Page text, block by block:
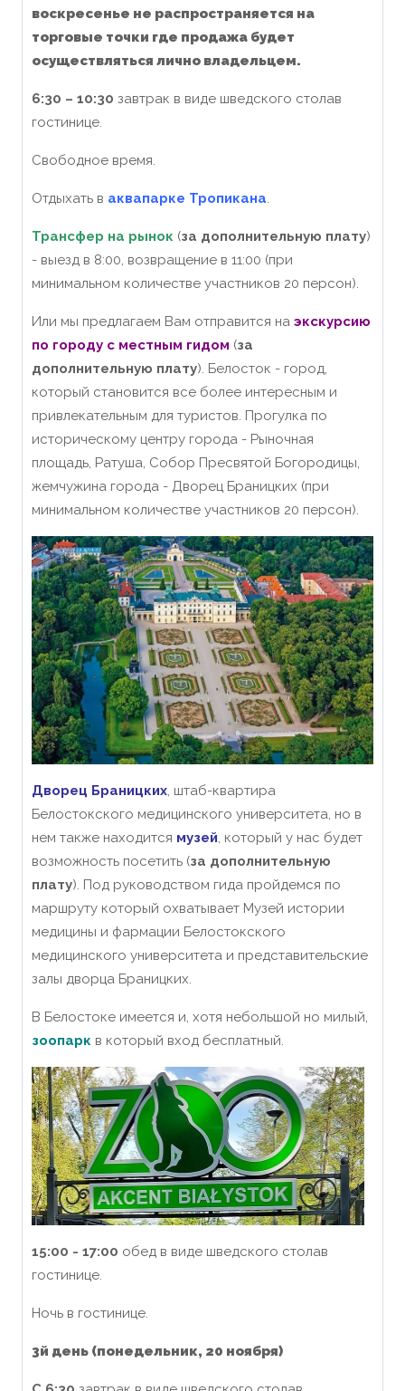
воскресенье не распространяется на
торговые точки где продажа будет
осуществляться лично владельцем.
6:30 – 10:30 завтрак в виде шведского столав
гостинице.
Свободное время.
Отдыхать в аквапарке Тропикана.
Трансфер на рынок (за дополнительную плату)
- выезд в 8:00, возвращение в 11:00 (при
минимальном количестве участников 20 персон).
Или мы предлагаем Вам отправится на экскурсию
по городу с местным гидом (за
дополнительную плату). Белосток - город,
который становится все более интересным и
привлекательным для туристов. Прогулка по
историческому центру города - Рыночная
площадь, Ратуша, Собор Пресвятой Богородицы,
жемчужина города - Дворец Браницких (при
минимальном количестве участников 20 персон).
Дворец Браницких, штаб-квартира
Белостокского медицинского университета, но в
нем также находится музей, который у нас будет
возможность посетить (за дополнительную
плату). Под руководством гида пройдемся по
маршруту который охватывает Музей истории
медицины и фармации Белостокского
медицинского университета и представительские
залы дворца Браницких.
В Белостоке имеется и, хотя небольшой но милый,
зоопарк в который вход бесплатный.
15:00 - 17:00 обед в виде шведского столав
гостинице.
Ночь в гостинице.
3й день (понедельник, 20 ноября)